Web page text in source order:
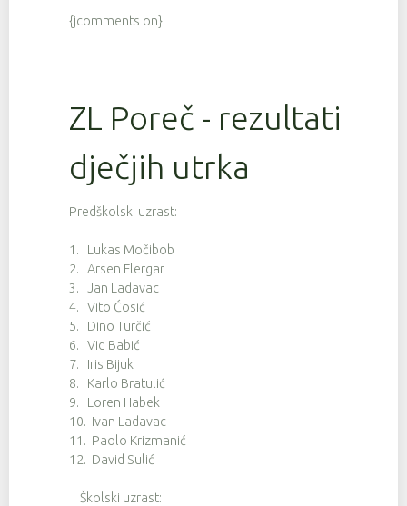
{jcomments on}
ZL Poreč - rezultati
dječjih utrka
Predškolski uzrast:
1. Lukas Močibob
2. Arsen Flergar
3. Jan Ladavac
4. Vito Ćosić
5. Dino Turčić
6. Vid Babić
7. Iris Bijuk
8. Karlo Bratulić
9. Loren Habek
10. Ivan Ladavac
11. Paolo Krizmanić
12. David Sulić
Školski uzrast: